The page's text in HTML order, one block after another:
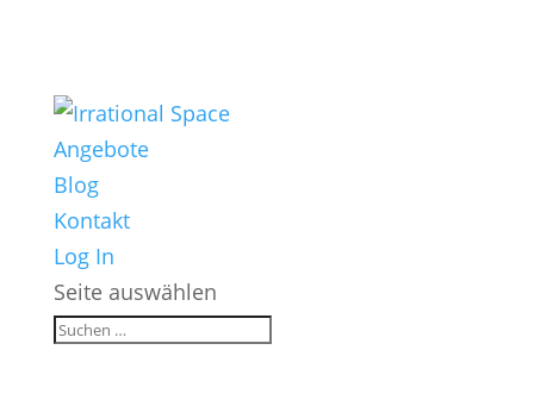
Angebote
Blog
Kontakt
Log In
Seite auswählen